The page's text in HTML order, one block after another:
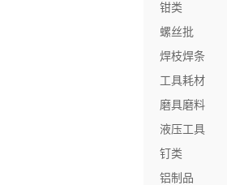
钳类
螺丝批
焊枝焊条
工具耗材
磨具磨料
液压工具
钉类
铝制品